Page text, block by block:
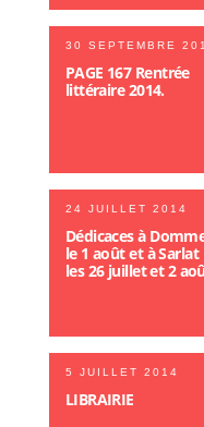
30 SEPTEMBRE
PAGE 167 Rentrée
littéraire 2014.
24 JUILLET 2014
Dédicaces à
le 1 août et à Sarlat
les 26 juillet et 2
5 JUILLET 2014
LIBRAIRIE